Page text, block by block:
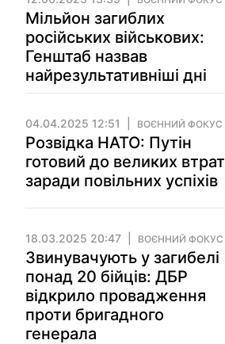
Мільйон загиблих
російських військових:
Генштаб назвав
найрезультативніші дні
04.04.2025 12:51 ВОЄННИЙ ФОКУС
Розвідка НАТО: Путін
готовий до великих втрат
заради повільних успіхів
18.03.2025 20:47 ВОЄННИЙ ФОКУС
Звинувачують у загибелі
понад 20 бійців: ДБР
відкрило провадження
проти бригадного
генерала